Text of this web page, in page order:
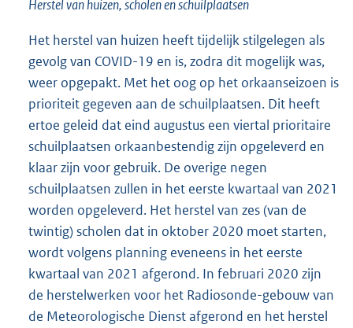
Herstel van huizen, scholen en schuilplaatsen
Het herstel van huizen heeft tijdelijk stilgelegen als
gevolg van COVID-19 en is, zodra dit mogelijk was,
weer opgepakt. Met het oog op het orkaanseizoen is
prioriteit gegeven aan de schuilplaatsen. Dit heeft
ertoe geleid dat eind augustus een viertal prioritaire
schuilplaatsen orkaanbestendig zijn opgeleverd en
klaar zijn voor gebruik. De overige negen
schuilplaatsen zullen in het eerste kwartaal van 2021
worden opgeleverd. Het herstel van zes (van de
twintig) scholen dat in oktober 2020 moet starten,
wordt volgens planning eveneens in het eerste
kwartaal van 2021 afgerond. In februari 2020 zijn
de herstelwerken voor het Radiosonde-gebouw van
de Meteorologische Dienst afgerond en het herstel